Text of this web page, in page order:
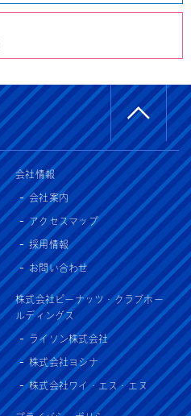
会社情報
会社案内
アクセスマップ
採用情報
お問い合わせ
株式会社ピーナッツ・クラブホー
ルディングス
ライソン株式会社
株式会社ヨシナ
株式会社ワイ・エス・エヌ